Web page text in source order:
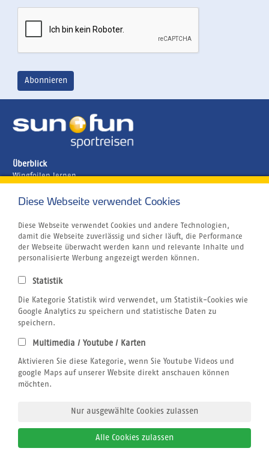
Überblick
Wingfoilen lernen
Brasilien
Kapverden
Marokko
Unternehmen
Airline Blacklist
Kitesurfen
Tauchen
SUP
Wellenreiten
Rechtliches
AGB sun+fun
Datenschutzerklärung
Diese Webseite verwendet Cookies
Diese Webseite verwendet Cookies und andere Technologien,
damit die Webseite zuverlässig und sicher läuft, die Performance
der Webseite überwacht werden kann und relevante Inhalte und
personalisierte Werbung angezeigt werden können.
Statistik
Die Kategorie Statistik wird verwendet, um Statistik-Cookies wie
Google Analytics zu speichern und statistische Daten zu
speichern.
Multimedia / Youtube / Karten
Aktivieren Sie diese Kategorie, wenn Sie Youtube Videos und
google Maps auf unserer Website direkt anschauen können
möchten.
Nur ausgewählte Cookies zulassen
Alle Cookies zulassen